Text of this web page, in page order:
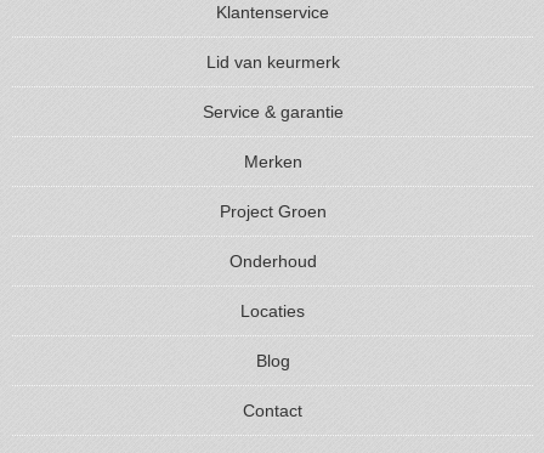
Klantenservice
Lid van keurmerk
Service & garantie
Merken
Project Groen
Onderhoud
Locaties
Blog
Contact